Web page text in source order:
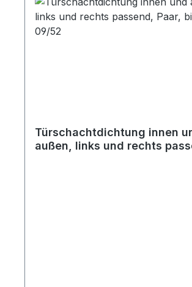
Türschachtdichtung innen
außen, links und rechts